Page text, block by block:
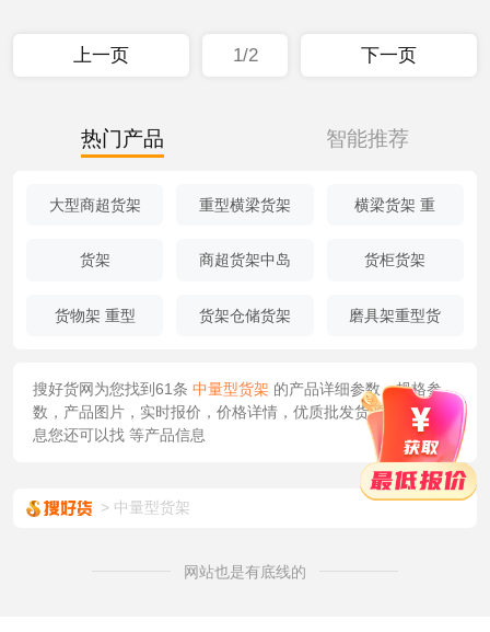
上一页 1/2 下一页
热门产品 智能推荐
大型商超货架 重型横梁货架 横梁货架 重
货架 商超货架中岛 货柜货架
货物架 重型 货架仓储货架 磨具架重型货
搜好货网为您找到61条 中量型货架 的产品详细参数，规格参
数，产品图片，实时报价，价格详情，优质批发货源/供应等信
息您还可以找 等产品信息
中量型货架
网站也是有底线的